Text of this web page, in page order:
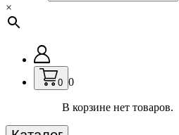
×
0 0
В корзине нет товаров.